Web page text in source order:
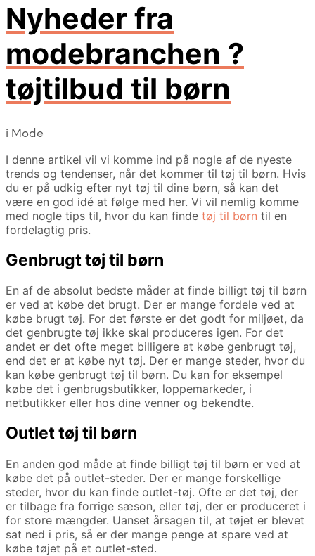
Nyheder fra
modebranchen ?
tøjtilbud til børn
i Mode
I denne artikel vil vi komme ind på nogle af de nyeste
trends og tendenser, når det kommer til tøj til børn. Hvis
du er på udkig efter nyt tøj til dine børn, så kan det
være en god idé at følge med her. Vi vil nemlig komme
med nogle tips til, hvor du kan finde tøj til børn til en
fordelagtig pris.
Genbrugt tøj til børn
En af de absolut bedste måder at finde billigt tøj til børn
er ved at købe det brugt. Der er mange fordele ved at
købe brugt tøj. For det første er det godt for miljøet, da
det genbrugte tøj ikke skal produceres igen. For det
andet er det ofte meget billigere at købe genbrugt tøj,
end det er at købe nyt tøj. Der er mange steder, hvor du
kan købe genbrugt tøj til børn. Du kan for eksempel
købe det i genbrugsbutikker, loppemarkeder, i
netbutikker eller hos dine venner og bekendte.
Outlet tøj til børn
En anden god måde at finde billigt tøj til børn er ved at
købe det på outlet-steder. Der er mange forskellige
steder, hvor du kan finde outlet-tøj. Ofte er det tøj, der
er tilbage fra forrige sæson, eller tøj, der er produceret i
for store mængder. Uanset årsagen til, at tøjet er blevet
sat ned i pris, så er der mange penge at spare ved at
købe tøjet på et outlet-sted.